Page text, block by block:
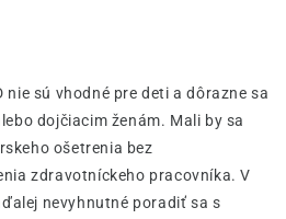
nie sú vhodné pre deti a dôrazne sa
dojčiacim ženám. Mali by sa
ošetrenia bez
zdravotníckeho pracovníka. V
nevyhnutné poradiť sa s